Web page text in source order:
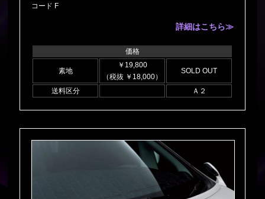
コード F
詳細はこちら≫
価格
素地
￥19,800
（税抜 ￥18,000）
SOLD OUT
送料区分 Ａ２